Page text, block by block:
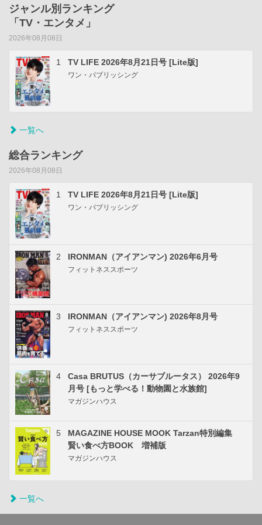
ジャンル別ランキング
「TV・エンタメ」
2026年08月08日
1 TV LIFE 2026年8月21日号 [Lite版]
ワン・パブリッシング
一覧へ
総合ランキング
2026年08月08日
1 TV LIFE 2026年8月21日号 [Lite版]
ワン・パブリッシング
2 IRONMAN（アイアンマン) 2026年6月号
フィットネススポーツ
3 IRONMAN（アイアンマン) 2026年8月号
フィットネススポーツ
4
Casa BRUTUS（カーサブルータス） 2026年9
月号 [もっと学べる！動物園と水族館]
マガジンハウス
5
MAGAZINE HOUSE MOOK Tarzan特別編集
賢い食べ方BOOK 増補版
マガジンハウス
一覧へ